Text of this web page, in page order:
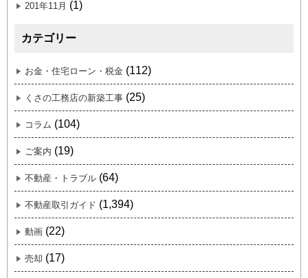
201年11月 (1)
カテゴリー
お金・住宅ローン・税金 (112)
くさの工務店の新築工事 (25)
コラム (104)
ご案内 (19)
不動産・トラブル (64)
不動産取引ガイド (1,394)
動画 (22)
売却 (17)